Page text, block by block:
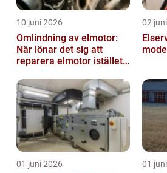
10 juni 2026
Omlindning av elmotor:
När lönar det sig att
reparera elmotor istället
02
Elservice
01 juni 2026 01